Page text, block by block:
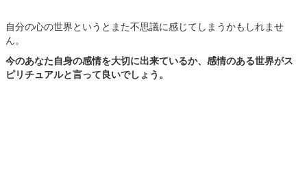
自分の心の世界というとまた不思議に感じてしまうかもしれませ
ん。
今のあなた自身の感情を大切に出来ているか、感情のある世界がス
ピリチュアルと言って良いでしょう。